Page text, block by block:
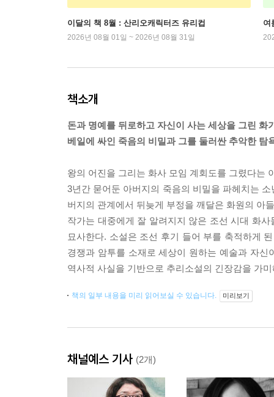
이달의 책 8월 : 산리오캐릭터즈 유리컵
2026년 08월 01일 ~ 2026년 08월 31일
여
책소개
돈과 명예를 뒤로하고 자신이 사는 세상을 그린 화
베일에 싸인 죽음의 비밀과 그를 둘러싼 추악한 탐
왕의 어진을 그리는 화사 모임 계회도를 그렸다는
3년간 묻어둔 아버지의 죽음의 비밀을 파헤치는
버지의 관계에서 뒤늦게 부정을 깨달은 화원의 아
작가는 대중에게 잘 알려지지 않은 조선 시대 화
묘사한다. 소설은 조선 후기 들어 부를 축적하게
경쟁과 암투를 소재로 세상이 원하는 예술과 자
역사적 사실을 기반으로 추리소설의 긴장감을 가
책의 일부 내용을 미리 읽어보실 수 있습니다. 미리보기
채널예스 기사 (2개)